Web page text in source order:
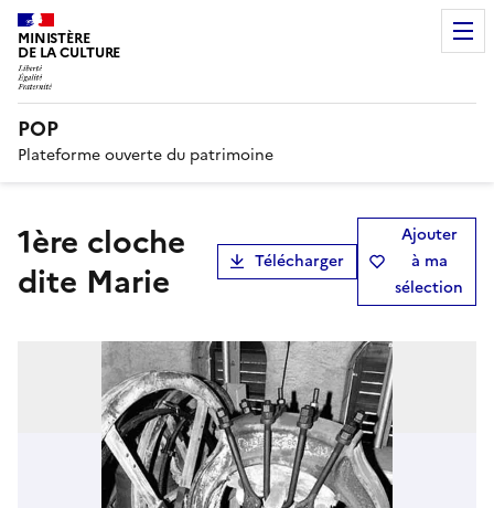
MINISTÈRE
DE LA CULTURE
POP
Plateforme ouverte du patrimoine
1ère cloche
dite Marie
Télécharger
Ajouter
à ma
sélection